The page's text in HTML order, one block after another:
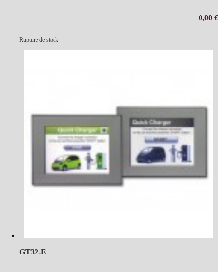
0,00 €
Rupture de stock
GT32-E